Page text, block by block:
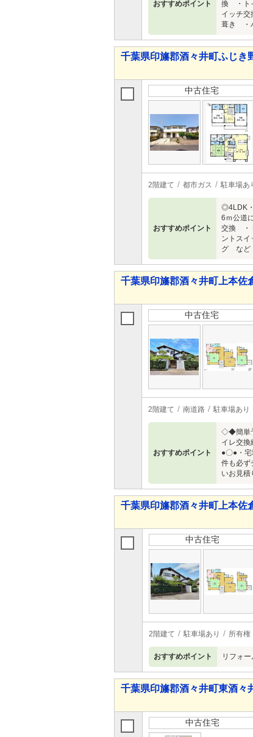
おすすめポイント
換 ・ト
イッチ
葺き ・
千葉県印旛郡酒々井町ふじき
中古住宅
2階建て 都市ガス 駐車場あ
おすすめポイント
◎4LDK
6ｍ公道
交換 ・
ントス
グ など
千葉県印旛郡酒々井町上本佐
中古住宅
2階建て 南道路 駐車場あり
おすすめポイント
◇◆簡単
イレ交換
●〇●・
件も必ず
いお見積
千葉県印旛郡酒々井町上本佐
中古住宅
2階建て 駐車場あり 所有権
おすすめポイント リフォ
千葉県印旛郡酒々井町東酒々
中古住宅